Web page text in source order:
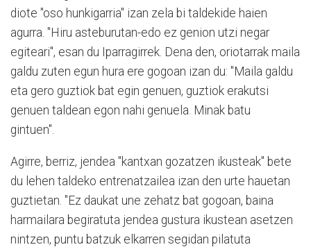
diote "oso hunkigarria" izan zela bi taldekide haien
agurra. "Hiru asteburutan-edo ez genion utzi negar
egiteari", esan du Iparragirrek. Dena den, oriotarrak maila
galdu zuten egun hura ere gogoan izan du: "Maila galdu
eta gero guztiok bat egin genuen, guztiok erakutsi
genuen taldean egon nahi genuela. Minak batu
gintuen".
Agirre, berriz, jendea "kantxan gozatzen ikusteak" bete
du lehen taldeko entrenatzailea izan den urte hauetan
guztietan. "Ez daukat une zehatz bat gogoan, baina
harmailara begiratuta jendea gustura ikustean asetzen
nintzen, puntu batzuk elkarren segidan pilatuta